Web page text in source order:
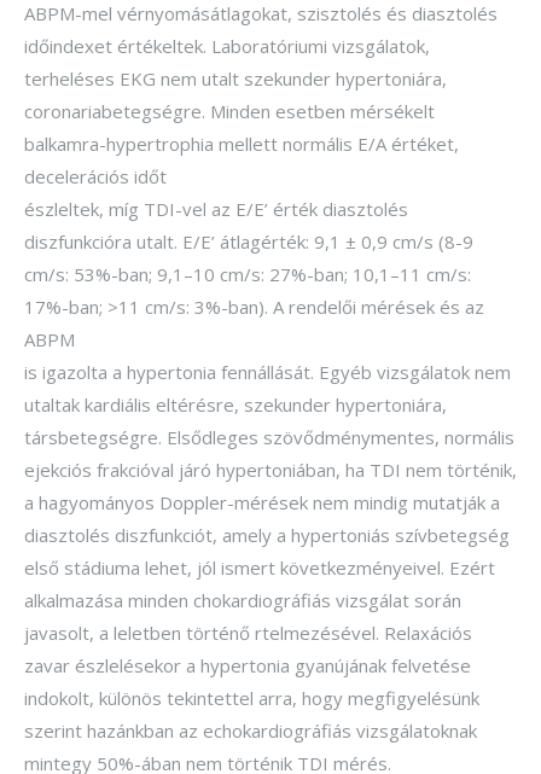
ABPM-mel vérnyomásátlagokat, szisztolés és diasztolés
időindexet értékeltek. Laboratóriumi vizsgálatok,
terheléses EKG nem utalt szekunder hypertoniára,
coronariabetegségre. Minden esetben mérsékelt
balkamra-hypertrophia mellett normális E/A értéket,
decelerációs időt
észleltek, míg TDI-vel az E/E’ érték diasztolés
diszfunkcióra utalt. E/E’ átlagérték: 9,1 ± 0,9 cm/s (8-9
cm/s: 53%-ban; 9,1–10 cm/s: 27%-ban; 10,1–11 cm/s:
17%-ban; >11 cm/s: 3%-ban). A rendelői mérések és az
ABPM
is igazolta a hypertonia fennállását. Egyéb vizsgálatok nem
utaltak kardiális eltérésre, szekunder hypertoniára,
társbetegségre. Elsődleges szövődménymentes, normális
ejekciós frakcióval járó hypertoniában, ha TDI nem történik,
a hagyományos Doppler-mérések nem mindig mutatják a
diasztolés diszfunkciót, amely a hypertoniás szívbetegség
első stádiuma lehet, jól ismert következményeivel. Ezért
alkalmazása minden chokardiográfiás vizsgálat során
javasolt, a leletben történő rtelmezésével. Relaxációs
zavar észlelésekor a hypertonia gyanújának felvetése
indokolt, különös tekintettel arra, hogy megfigyelésünk
szerint hazánkban az echokardiográfiás vizsgálatoknak
mintegy 50%-ában nem történik TDI mérés.